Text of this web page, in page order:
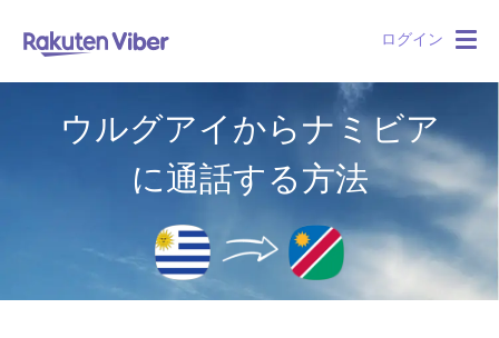
ログイン
ウルグアイからナミビア
に通話する方法